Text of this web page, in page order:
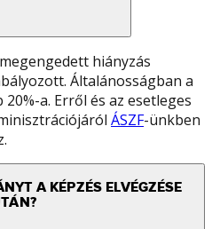
hiányzás
Általánosságban a
a. Erről és az esetleges
ÁSZF-ünkben
A KÉPZÉS ELVÉGZÉSE